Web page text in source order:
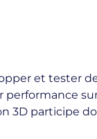
et tester
performance
3D participe